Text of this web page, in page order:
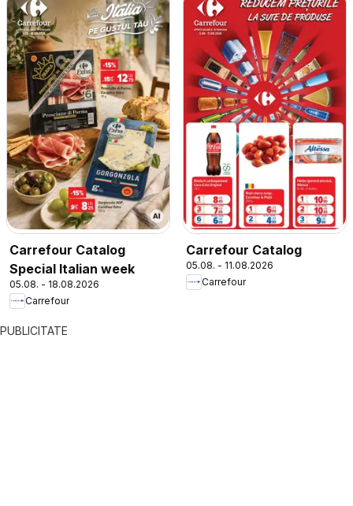
Carrefour Catalog
Special Italian week
05.08. - 18.08.2026
Carrefour
Carrefour Catalog
05.08. - 11.08.2026
Carrefour
PUBLICITATE